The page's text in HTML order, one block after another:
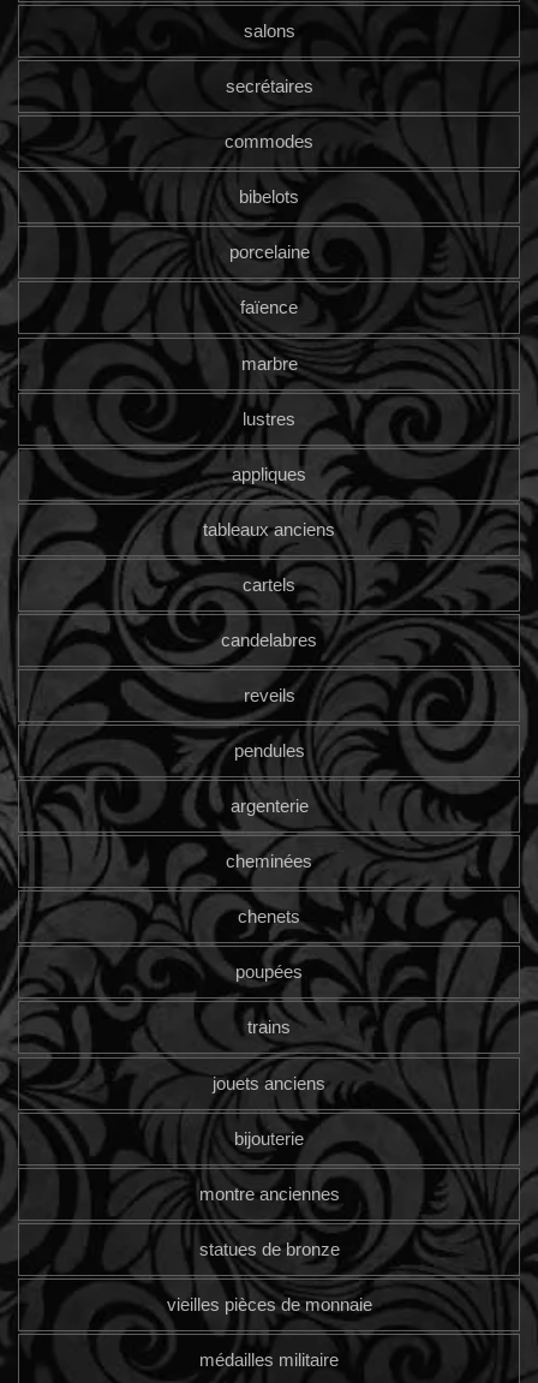
salons
secrétaires
commodes
bibelots
porcelaine
faïence
marbre
lustres
appliques
tableaux anciens
cartels
candelabres
reveils
pendules
argenterie
cheminées
chenets
poupées
trains
jouets anciens
bijouterie
montre anciennes
statues de bronze
vieilles pièces de monnaie
médailles militaire